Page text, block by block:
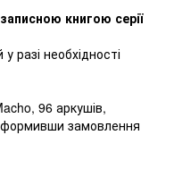
книгою серії
разі необхідності
96 аркушів,
замовлення